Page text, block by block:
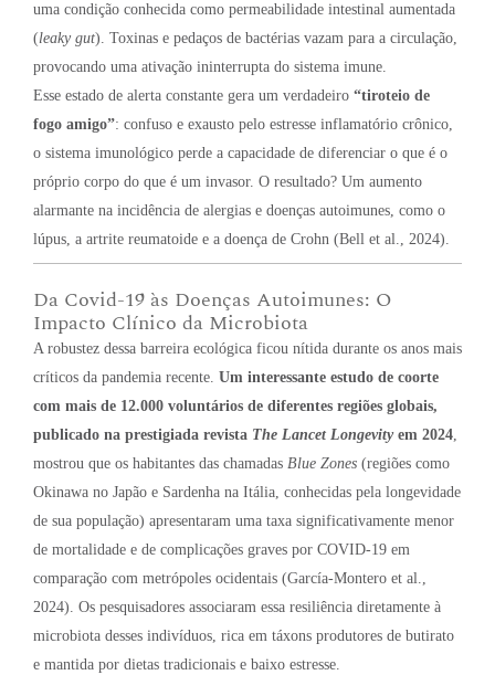
uma condição conhecida como permeabilidade intestinal aumentada
(leaky gut). Toxinas e pedaços de bactérias vazam para a circulação,
provocando uma ativação ininterrupta do sistema imune.
Esse estado de alerta constante gera um verdadeiro “tiroteio de
fogo amigo”: confuso e exausto pelo estresse inflamatório crônico,
o sistema imunológico perde a capacidade de diferenciar o que é o
próprio corpo do que é um invasor. O resultado? Um aumento
alarmante na incidência de alergias e doenças autoimunes, como o
lúpus, a artrite reumatoide e a doença de Crohn (Bell et al., 2024).
Da Covid-19 às Doenças Autoimunes: O
Impacto Clínico da Microbiota
A robustez dessa barreira ecológica ficou nítida durante os anos mais
críticos da pandemia recente. Um interessante estudo de coorte
com mais de 12.000 voluntários de diferentes regiões globais,
publicado na prestigiada revista The Lancet Longevityem 2024,
mostrou que os habitantes das chamadas Blue Zones (regiões como
Okinawa no Japão e Sardenha na Itália, conhecidas pela longevidade
de sua população) apresentaram uma taxa significativamente menor
de mortalidade e de complicações graves por COVID-19 em
comparação com metrópoles ocidentais (García-Montero et al.,
2024). Os pesquisadores associaram essa resiliência diretamente à
microbiota desses indivíduos, rica em táxons produtores de butirato
e mantida por dietas tradicionais e baixo estresse.